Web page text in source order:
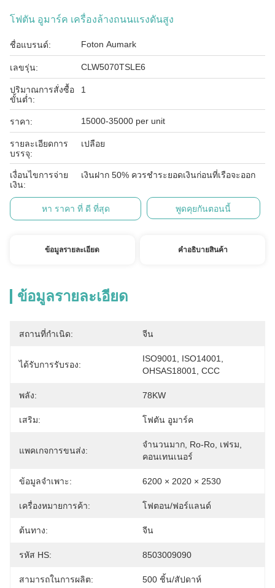
โฟตัน อูมาร์ค เครื่องล้างถนนแรงดันสูง
ชื่อแบรนด์: Foton Aumark
เลขรุ่น: CLW5070TSLE6
ปริมาณการสั่งซื้อ
ขั้นต่ำ:
1
ราคา: 15000-35000 per unit
รายละเอียดการ
บรรจุ:
เปลือย
เงื่อนไขการจ่าย
เงิน:
เงินฝาก 50% ควรชำระยอดเงินก่อนที่เรือจะออก
หา ราคา ที่ ดี ที่สุด พูดคุยกันตอนนี้
ข้อมูลรายละเอียด คําอธิบายสินค้า
ข้อมูลรายละเอียด
สถานที่กำเนิด: จีน
ได้รับการรับรอง:
ISO9001, ISO14001,
OHSAS18001, CCC
พลัง: 78KW
เสริม: โฟตัน อูมาร์ค
แพคเกจการขนส่ง:
จำนวนมาก, Ro-Ro, เฟรม,
คอนเทนเนอร์
ข้อมูลจำเพาะ: 6200 × 2020 × 2530
เครื่องหมายการค้า: โฟตอน/ฟอร์แลนด์
ต้นทาง: จีน
รหัส HS: 8503009090
สามารถในการผลิต: 500 ชิ้น/สัปดาห์